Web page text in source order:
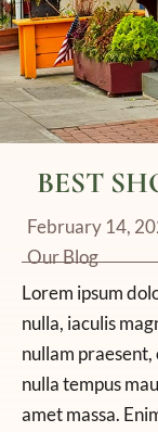
BEST
February 14,
Our Blog
Lorem ipsum
nulla, iaculis
nullam
nulla tempus
amet massa.